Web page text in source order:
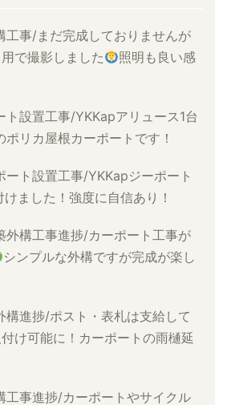
工事/まだ完成しておりませんが
で撮影しました
照明も良い感
ト設置工事/YKKapアリュース1台
リカ屋根カーポートです！
ート設置工事/YKKapジーポート
ました！強度に自信あり！
外構工事進捗/カーポート工事が
シンプルな外構ですが完成が楽し
構進捗/ポスト・表札は支給して
け可能に！カーポートの雨樋延
工事進捗/カーポートやサイクル